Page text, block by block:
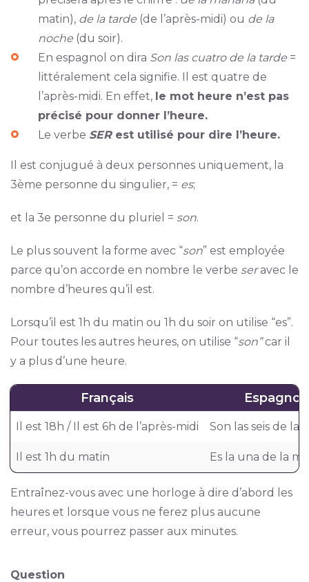
matin), de la tarde(de l’après-midi) ou de la
noche(du soir).
En espagnol on dira Son las cuatro de la tarde=
littéralement cela signifie. Il est quatre de
l’après-midi. En effet, le mot heure n’est pas
précisé pour donner l’heure.
Le verbe SERest utilisé pour dire l’heure.
Il est conjugué à deux personnes uniquement, la
3ème personne du singulier, = es;
et la 3e personne du pluriel = son.
Le plus souvent la forme avec “son” est employée
parce qu’on accorde en nombre le verbe seravec le
nombre d’heures qu’il est.
Lorsqu’il est 1h du matin ou 1h du soir on utilise “es”.
Pour toutes les autres heures, on utilise “son”car il
y a plus d’une heure.
Français Espagnol
Il est 18h / Il est 6h de l’après-midi Son las seis de la
Il est 1h du matin Es la una de la
Entraînez-vous avec une horloge à dire d’abord les
heures et lorsque vous ne ferez plus aucune
erreur, vous pourrez passer aux minutes.
Question